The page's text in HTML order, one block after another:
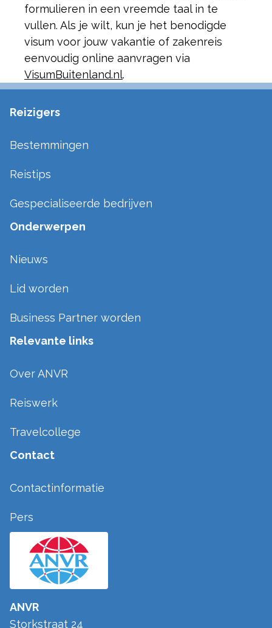
formulieren in een vreemde taal in te
vullen. Als je wilt, kun je het benodigde
visum voor jouw vakantie of zakenreis
eenvoudig online aanvragen via
VisumBuitenland.nl.
ANVR
Storkstraat 24
Reizigers
Bestemmingen
Reistips
Gespecialiseerde bedrijven
Onderwerpen
Nieuws
Lid worden
Business Partner worden
Relevante links
Over ANVR
Reiswerk
Travelcollege
Contact
Contactinformatie
Pers